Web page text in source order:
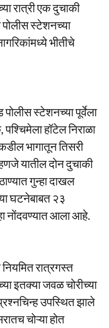
रात्री एक दुचाकी
स्टेशनच्या
भीतीचे
पोलीस स्टेशनच्या पूर्वेला
हॉटेल निराळा
भागातून तिसरी
यातील दोन दुचाकी
गुन्हा दाखल
घटनेबाबत २३
नोंदवण्यात आला आहे.
नियमित रात्रगस्त
इतक्या जवळ चोरीच्या
उपस्थित झाले
चोऱ्या होत